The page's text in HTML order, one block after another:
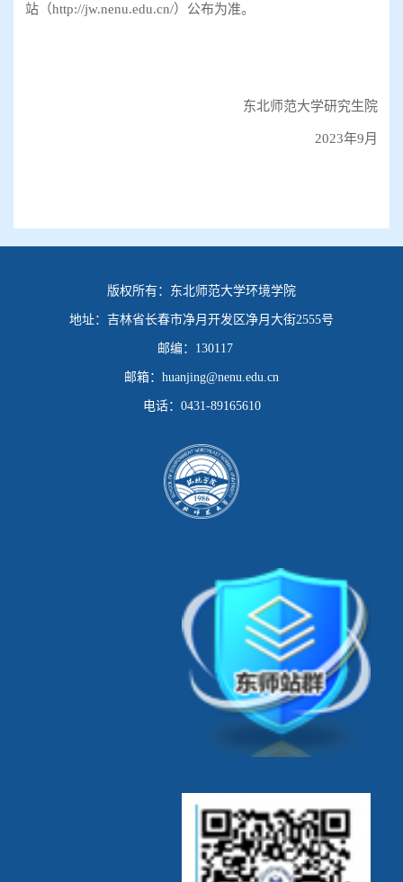
站（http://jw.nenu.edu.cn/）公布为准。
东北师范大学研究生院
2023年9月
版权所有： 东北师范大学环境学院
地址： 吉林省长春市净月开发区净月大街2555号
邮编： 130117
邮箱： huanjing@nenu.edu.cn
电话： 0431-89165610